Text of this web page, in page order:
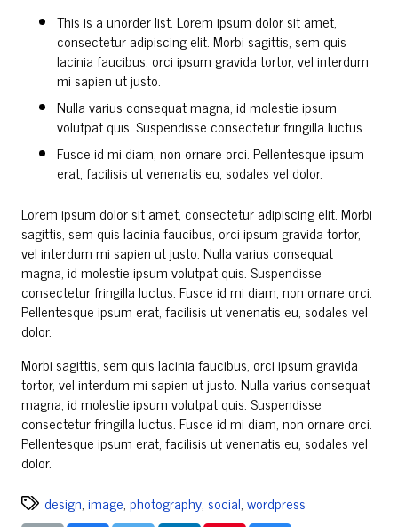
This is a unorder list. Lorem ipsum dolor sit amet,
consectetur adipiscing elit. Morbi sagittis, sem quis
lacinia faucibus, orci ipsum gravida tortor, vel interdum
mi sapien ut justo.
Nulla varius consequat magna, id molestie ipsum
volutpat quis. Suspendisse consectetur fringilla luctus.
Fusce id mi diam, non ornare orci. Pellentesque ipsum
erat, facilisis ut venenatis eu, sodales vel dolor.
Lorem ipsum dolor sit amet, consectetur adipiscing elit. Morbi
sagittis, sem quis lacinia faucibus, orci ipsum gravida tortor,
vel interdum mi sapien ut justo. Nulla varius consequat
magna, id molestie ipsum volutpat quis. Suspendisse
consectetur fringilla luctus. Fusce id mi diam, non ornare orci.
Pellentesque ipsum erat, facilisis ut venenatis eu, sodales vel
dolor.
Morbi sagittis, sem quis lacinia faucibus, orci ipsum gravida
tortor, vel interdum mi sapien ut justo. Nulla varius consequat
magna, id molestie ipsum volutpat quis. Suspendisse
consectetur fringilla luctus. Fusce id mi diam, non ornare orci.
Pellentesque ipsum erat, facilisis ut venenatis eu, sodales vel
dolor.
design,image,photography, social,wordpress